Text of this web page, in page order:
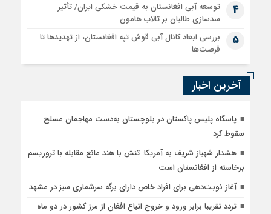
4
توسعه آبی افغانستان به قیمت خشکی ایران/ تأثیر
سدسازی طالبان بر تالاب هامون
5
بررسی ابعاد کانال آبی قوش تپه افغانستان، از تهدیدها تا
فرصت‌ها
آخرین اخبار
پاسگاه پلیس پاکستان در بلوچستان به‌دست مهاجمان مسلح
سقوط کرد
هشدار شهباز شریف به آمریکا: تنش با هند مانع مقابله با تروریسم
برخاسته از افغانستان است
آغاز نوبت‌دهی برای افراد خاص دارای برگه سرشماری سبز در مشهد
تردد تقریبا برابر ورود و خروج اتباع افغان از مرز کشور در دو ماه